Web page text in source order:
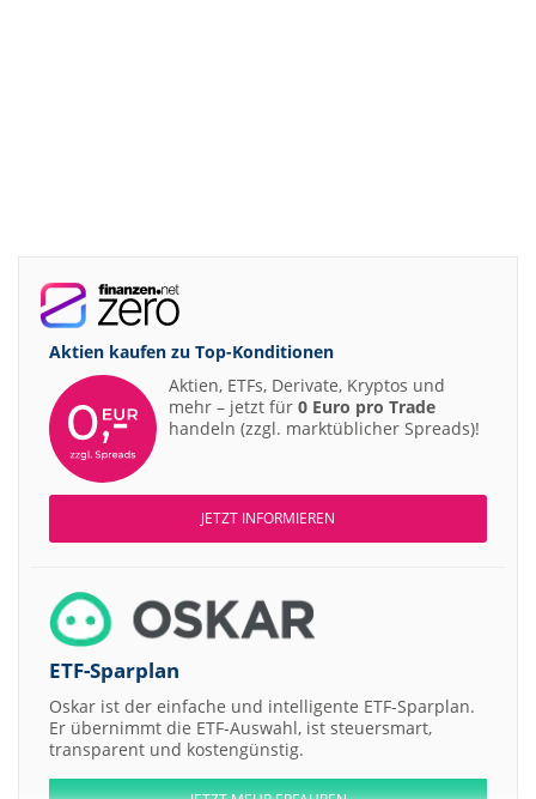
Aktien kaufen zu Top-Konditionen
Aktien, ETFs, Derivate, Kryptos und
mehr – jetzt für 0 Euro pro Trade
handeln (zzgl. marktüblicher Spreads)!
JETZT INFORMIEREN
ETF-Sparplan
Oskar ist der einfache und intelligente ETF-Sparplan.
Er übernimmt die ETF-Auswahl, ist steuersmart,
transparent und kostengünstig.